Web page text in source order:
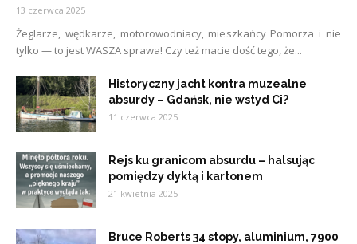
13 czerwca 2025
Żeglarze, wędkarze, motorowodniacy, mieszkańcy Pomorza i nie
tylko — to jest WASZA sprawa! Czy też macie dość tego, że...
Historyczny jacht kontra muzealne
absurdy – Gdańsk, nie wstyd Ci?
11 czerwca 2025
Rejs ku granicom absurdu – halsując
pomiędzy dyktą i kartonem
21 kwietnia 2025
Bruce Roberts 34 stopy, aluminium, 7900